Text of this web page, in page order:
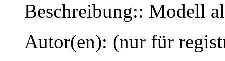
Beschreibung:: Modell
Autor(en): (nur für